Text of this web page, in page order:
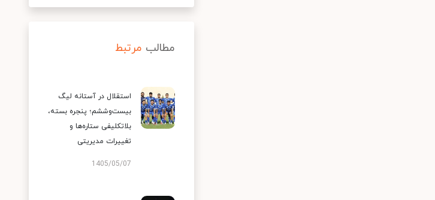
مطالب مرتبط
استقلال در آستانه لیگ
بیست‌وششم؛ پنجره بسته،
بلاتکلیفی ستاره‌ها و
تغییرات مدیریتی
1405/05/07